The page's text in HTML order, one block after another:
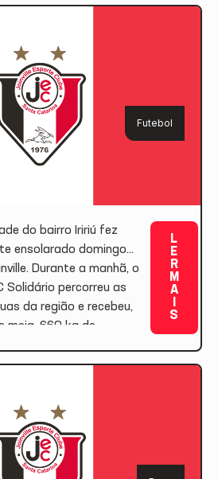
Futebol
do bairro Iririú fez
ensolarado domingo
Durante a manhã, o
Solidário percorreu as
da região e recebeu,
meia, 660 kg de
o apoio da Metronorte e
[…]
L
E
R
M
A
S